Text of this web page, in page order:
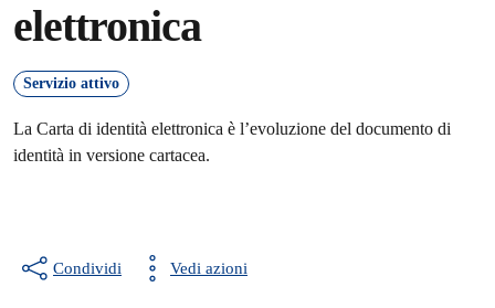
elettronica
Servizio attivo
La Carta di identità elettronica è l’evoluzione del documento di
identità in versione cartacea.
Condividi Vedi azioni